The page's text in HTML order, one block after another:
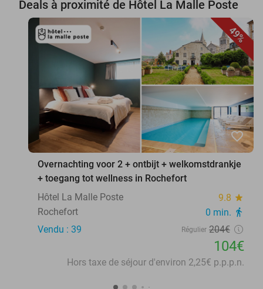
Deals à proximité de Hôtel La Malle Poste
49%
favorite_border
Overnachting voor 2 + ontbijt + welkomstdrankje
+ toegang tot wellness in Rochefort
Hôtel La Malle Poste
9.8 star
Rochefort 0 min. directions_walk
Vendu : 39 Régulier 204€
104€
Hors taxe de séjour d'environ 2,25€ p.p.p.n.